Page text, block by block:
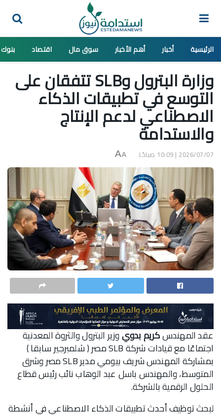
الرئيسية أخبار أهم الأخبار سوق مال اقتصاد بنوك
وزارة البترول وSLB تتفقان على
التوسع في تطبيقات الذكاء
الاصطناعي لدعم الإنتاج
والاستدامة
2026/07/07 | 10:09 صباحًا A
A
عقد المهندسكريم بدويوزير البترول والثروة المعدنية
اجتماعًا مع قيادات شركة SLB مصر ( شلمبرجير سابقا )
بمشاركة المهندس شريف بيومي مدير SLB مصر وشرق
المتوسط، والمهندس باسل عبد الوهاب نائب رئيس قطاع
الحلول الرقمية بالشركة.
لبحث توظيف أحدث تطبيقات الذكاء الاصطناعي في أنشطة